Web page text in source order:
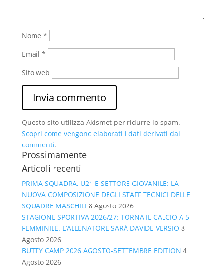
Nome *
Email *
Sito web
Questo sito utilizza Akismet per ridurre lo spam.
Scopri come vengono elaborati i dati derivati dai
commenti.
Prossimamente
Articoli recenti
PRIMA SQUADRA, U21 E SETTORE GIOVANILE: LA
NUOVA COMPOSIZIONE DEGLI STAFF TECNICI DELLE
SQUADRE MASCHILI 8 Agosto 2026
STAGIONE SPORTIVA 2026/27: TORNA IL CALCIO A 5
FEMMINILE. L’ALLENATORE SARÀ DAVIDE VERSIO 8
Agosto 2026
BUTTY CAMP 2026 AGOSTO-SETTEMBRE EDITION 4
Agosto 2026